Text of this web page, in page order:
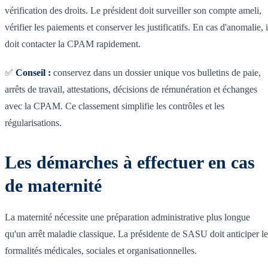
vérification des droits. Le président doit surveiller son compte ameli,
vérifier les paiements et conserver les justificatifs. En cas d'anomalie,
doit contacter la CPAM rapidement.
✅ Conseil : conservez dans un dossier unique vos bulletins de paie,
arrêts de travail, attestations, décisions de rémunération et échanges
avec la CPAM. Ce classement simplifie les contrôles et les
régularisations.
Les démarches à effectuer en cas
de maternité
La maternité nécessite une préparation administrative plus longue
qu'un arrêt maladie classique. La présidente de SASU doit anticiper
formalités médicales, sociales et organisationnelles.